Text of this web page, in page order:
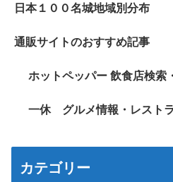
日本１００名城地域別分布
通販サイトのおすすめ記事
ホットペッパー 飲食店検索
一休 グルメ情報・レスト
カテゴリー